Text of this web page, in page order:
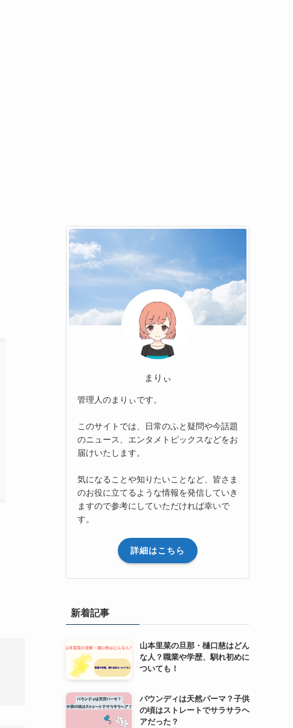
まりぃ
管理人のまりぃです。
このサイトでは、日常のふと疑問や今話題
のニュース、エンタメトピックスなどをお
届けいたします。
気になることや知りたいことなど、皆さま
のお役に立てるような情報を発信していき
ますので参考にしていただければ幸いで
す。
詳細はこちら
新着記事
山本里菜の旦那・樋口慈はどん
な人？職業や学歴、馴れ初めに
ついても！
バウンディは天然パーマ？子供
の頃はストレートでサラサラヘ
アだった？